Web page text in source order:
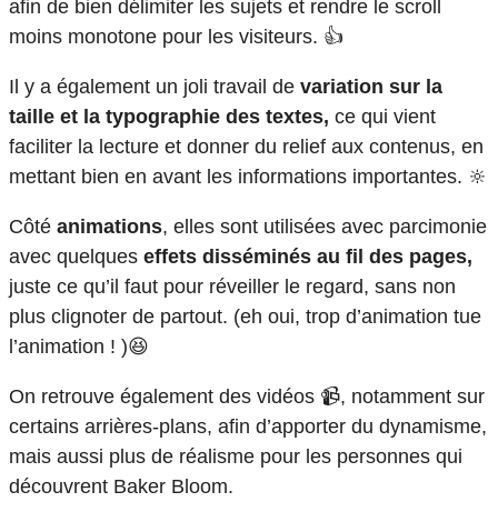
afin de bien délimiter les sujets et rendre le scroll
moins monotone pour les visiteurs. 👍
Il y a également un joli travail de variation sur la
taille et la typographie des textes, ce qui vient
faciliter la lecture et donner du relief aux contenus, en
mettant bien en avant les informations importantes. 🔆
Côté animations, elles sont utilisées avec parcimonie
avec quelques effets disséminés au fil des pages,
juste ce qu’il faut pour réveiller le regard, sans non
plus clignoter de partout. (eh oui, trop d’animation tue
l’animation ! )😆
On retrouve également des vidéos 📹, notamment sur
certains arrières-plans, afin d’apporter du dynamisme,
mais aussi plus de réalisme pour les personnes qui
découvrent Baker Bloom.